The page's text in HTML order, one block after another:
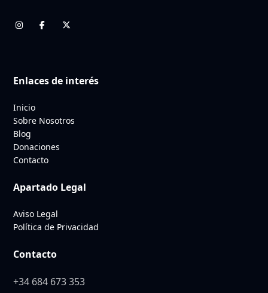
Enlaces de interés
Inicio
Sobre Nosotros
Blog
Donaciones
Contacto
Apartado Legal
Aviso Legal
Política de Privacidad
Contacto
+34 684 673 353